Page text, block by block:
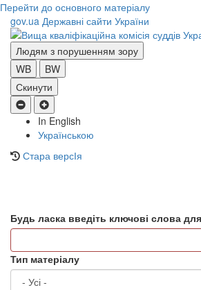
Перейти до основного матеріалу
gov.ua Державні сайти України
Людям з порушенням зору
WB
BW
Скинути
In English
Українською
Стара версІя
Будь ласка введіть ключові слова
Тип матеріалу